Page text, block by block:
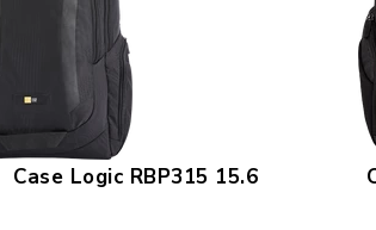
Case Logic RBP315 15.6